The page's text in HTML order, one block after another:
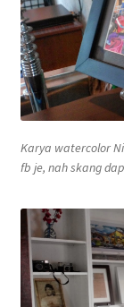
Karya watercolor
fb je, nah skang